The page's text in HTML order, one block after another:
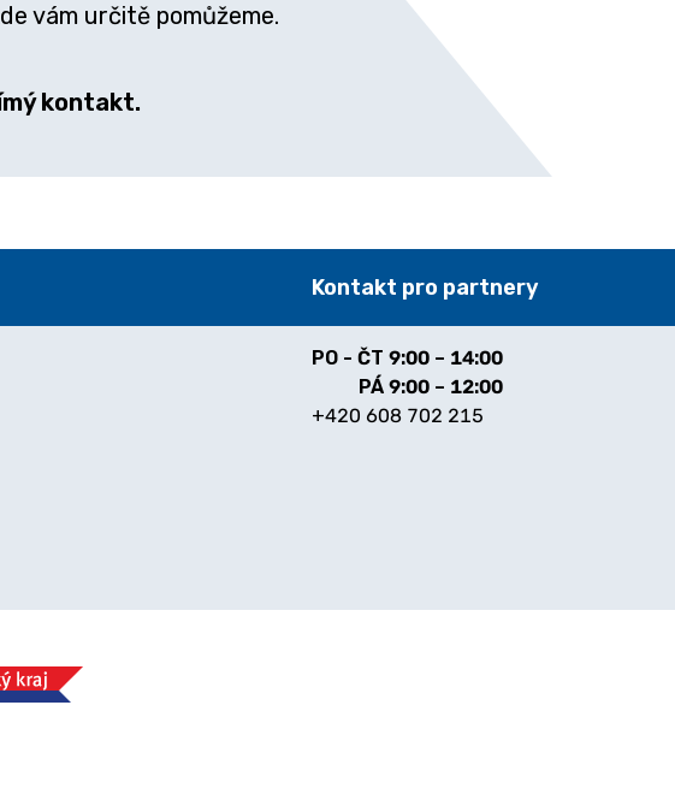
vám určitě pomůžeme.
kontakt.
Kontakt pro partnery
PO - ČT
PÁ
9:00 – 14:00
9:00 – 12:00
+420 608 702 215